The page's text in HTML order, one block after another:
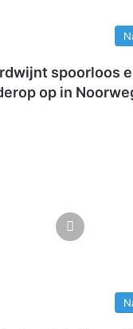
spoorloos
op in